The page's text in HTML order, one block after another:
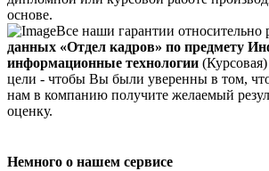
основе.
Все наши гарантии относительно
данных «Отдел кадров» по предмету
информационные технологии
цели - чтобы Вы были уверенны в том,
нам в компанию получите желаемый
оценку.
Немного о нашем сервисе